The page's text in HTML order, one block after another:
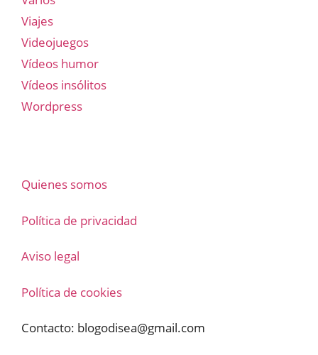
Viajes
Videojuegos
Vídeos humor
Vídeos insólitos
Wordpress
Quienes somos
Política de privacidad
Aviso legal
Política de cookies
Contacto: blogodisea@gmail.com